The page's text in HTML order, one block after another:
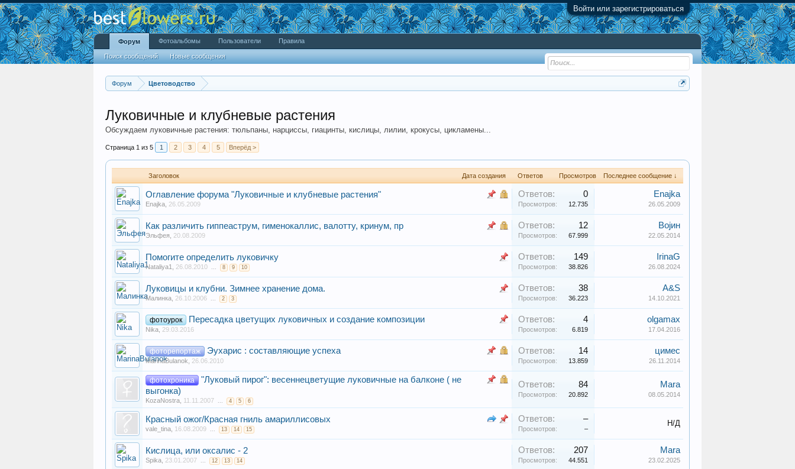
Войти или зарегистрироваться
Форум Цветоводство
Луковичные и клубневые растения
Обсуждаем луковичные растения: тюльпаны, нарциссы, гиацинты, кислицы, лилии, крокусы, цикламены...
Страница 1 из 5 1 2 3 4 5 Вперёд >
Заголовок Дата создания Ответов Просмотров Последнее сообщение ↓
Оглавление форума "Луковичные и клубневые растения"
Enajka 26.05.2009
Ответов: 0
Просмотров: 12.735
Enajka
26.05.2009
Как различить гиппеаструм, гименокаллис, валотту, кринум, пр
Эльфея 20.08.2009
Ответов: 12
Просмотров: 67.999
Војин
22.05.2014
Помогите определить луковичку
Nataliya1 26.08.2010 ... 8 9 10
Ответов: 149
Просмотров: 38.826
IrinaG
26.08.2024
Луковицы и клубни. Зимнее хранение дома.
Малинка 26.10.2006 ... 2 3
Ответов: 38
Просмотров: 36.223
A&S
14.10.2021
фотоурок Пересадка цветущих луковичных и создание композиции
Nika 29.03.2016
Ответов: 4
Просмотров: 6.819
olgamax
17.04.2016
фоторепортаж Эухарис : составляющие успеха
MarinaBulanok 26.06.2010
Ответов: 14
Просмотров: 13.859
цимес
26.11.2014
фотохроника
"Луковый пирог": весеннецветущие луковичные на балконе ( не
выгонка)
KozaNostra 11.11.2007 ... 4 5 6
Ответов: 84
Просмотров: 20.892
Mara
08.05.2014
Красный ожог/Красная гниль амариллисовых
vale_tina 16.08.2009 ... 13 14 15
Ответов: –
Просмотров: –
Н/Д
Кислица, или оксалис - 2
Spika 23.01.2007 ... 12 13 14
Ответов: 207
Просмотров: 44.551
Mara
23.02.2025
Форум
Поиск сообщений Новые сообщения
Фотоальбомы Пользователи Правила